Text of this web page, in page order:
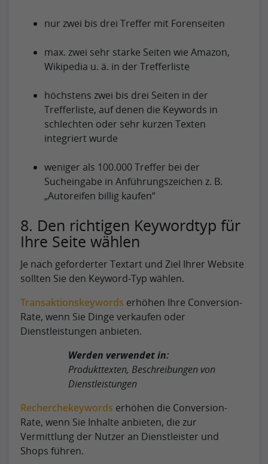
nur zwei bis drei Treffer mit Forenseiten
max. zwei sehr starke Seiten wie Amazon,
Wikipedia u. ä. in der Trefferliste
höchstens zwei bis drei Seiten in der
Trefferliste, auf denen die Keywords in
schlechten oder sehr kurzen Texten
integriert wurde
weniger als 100.000 Treffer bei der
Sucheingabe in Anführungszeichen z. B.
„Autoreifen billig kaufen“
8. Den richtigen Keywordtyp für
Ihre Seite wählen
Je nach geforderter Textart und Ziel Ihrer Website
sollten Sie den Keyword-Typ wählen.
Transaktionskeywords erhöhen Ihre Conversion-
Rate, wenn Sie Dinge verkaufen oder
Dienstleistungen anbieten.
Werden verwendet in:
Produkttexten, Beschreibungen von
Dienstleistungen
Recherchekeywords erhöhen die Conversion-
Rate, wenn Sie Inhalte anbieten, die zur
Vermittlung der Nutzer an Dienstleister und
Shops führen.